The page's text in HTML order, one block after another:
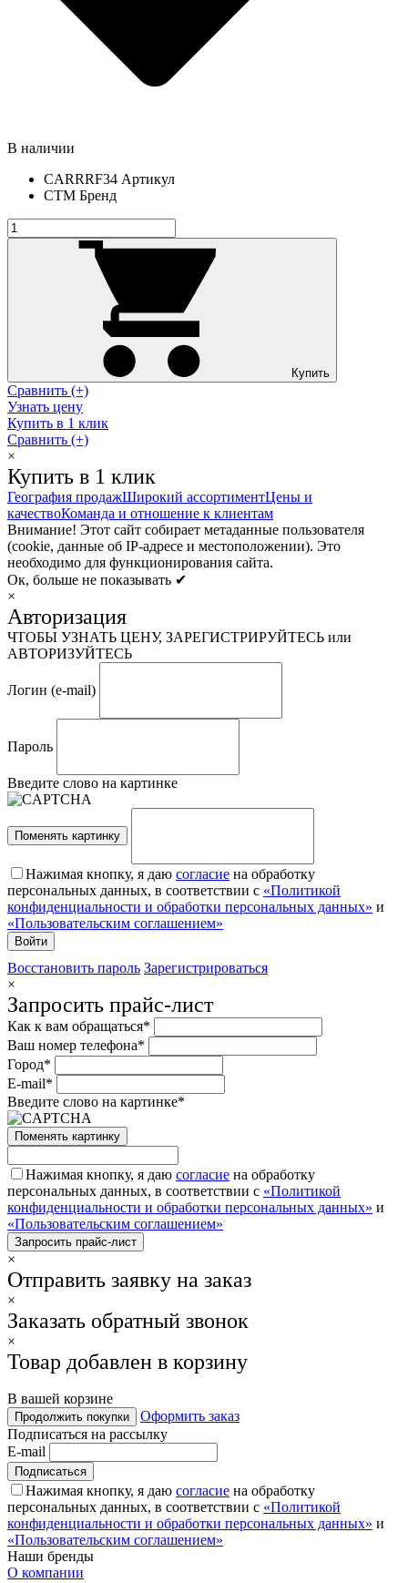
В наличии
CARRRF34 Артикул
СТМ Бренд
Купить
Сравнить (+)
Узнать цену
Купить в 1 клик
Сравнить (+)
×
Купить в 1 клик
География продажШирокий ассортиментЦены и
качествоКоманда и отношение к клиентам
Внимание! Этот сайт собирает метаданные пользователя
(cookie, данные об IP-адресе и местоположении). Это
необходимо для функционирования сайта.
Ок, больше не показывать ✔
×
Авторизация
ЧТОБЫ УЗНАТЬ ЦЕНУ, ЗАРЕГИСТРИРУЙТЕСЬ или
АВТОРИЗУЙТЕСЬ
Логин (e-mail)
Пароль
Введите слово на картинке
Поменять картинку
Нажимая кнопку, я даю согласие на обработку
персональных данных, в соответствии с «Политикой
конфиденциальности и обработки персональных данных» и
«Пользовательским соглашением»
Восстановить пароль Зарегистрироваться
×
Запросить прайс-лист
Как к вам обращаться*
Ваш номер телефона*
Город*
E-mail*
Введите слово на картинке*
Поменять картинку
Нажимая кнопку, я даю согласие на обработку
персональных данных, в соответствии с «Политикой
конфиденциальности и обработки персональных данных» и
«Пользовательским соглашением»
×
Отправить заявку на заказ
×
Заказать обратный звонок
×
Товар добавлен в корзину
В вашей корзине
Продолжить покупки
Оформить заказ
Подписаться на рассылку
E-mail
Нажимая кнопку, я даю согласие на обработку
персональных данных, в соответствии с «Политикой
конфиденциальности и обработки персональных данных» и
«Пользовательским соглашением»
Наши бренды
О компании